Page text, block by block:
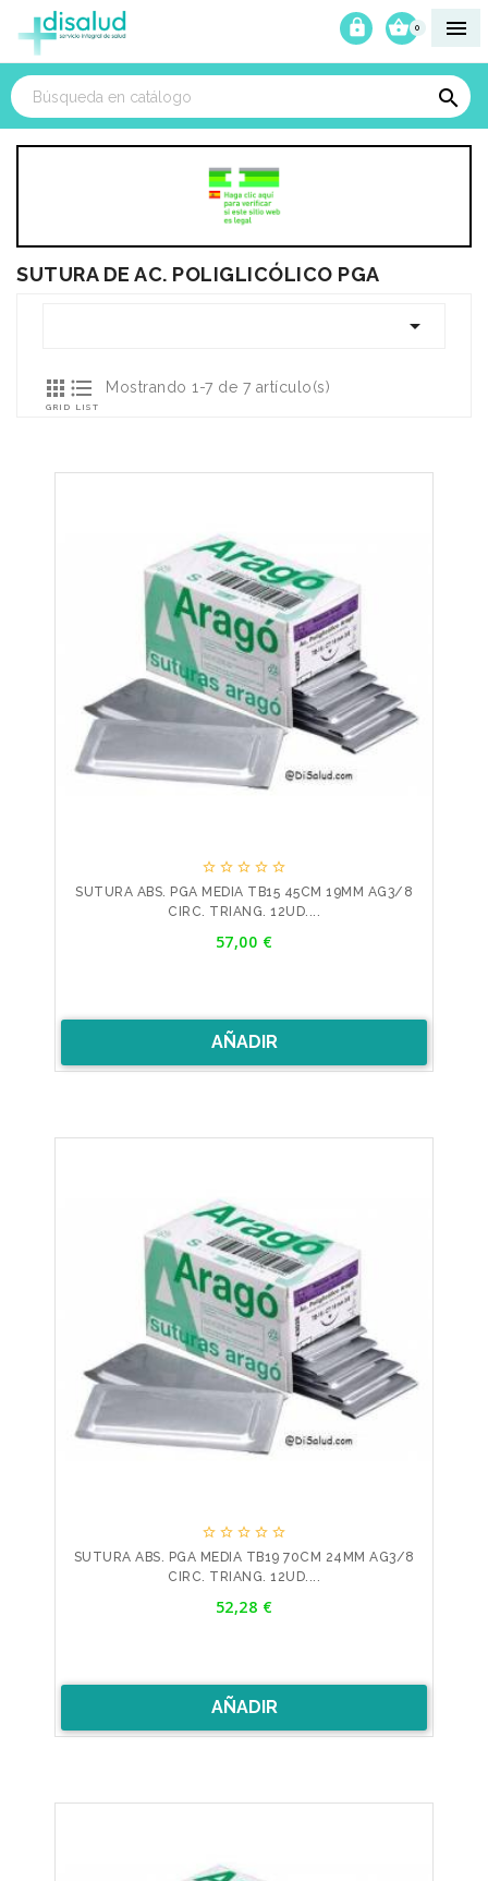

0



SUTURA DE AC. POLIGLICÓLICO PGA


GRID

LIST
Mostrando 1-7 de 7 artículo(s)
    
SUTURA ABS. PGA MEDIA TB15 45CM 19MM AG3/8
CIRC. TRIANG. 12UD....
57,00 €
AÑADIR
    
SUTURA ABS. PGA MEDIA TB19 70CM 24MM AG3/8
CIRC. TRIANG. 12UD....
52,28 €
AÑADIR